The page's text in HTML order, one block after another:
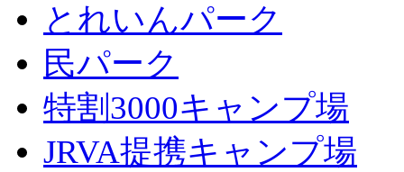
とれいんパーク
民パーク
特割3000キャンプ場
JRVA提携キャンプ場